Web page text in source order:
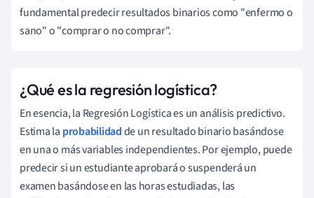
fundamental predecir resultados binarios como "enfermo o
sano" o "comprar o no comprar".
¿Qué es la regresión logística?
En esencia, la Regresión Logística es un análisis predictivo.
Estima la probabilidadde un resultado binario basándose
en una o más variables independientes. Por ejemplo, puede
predecir si un estudiante aprobará o suspenderá un
examen basándose en las horas estudiadas, las